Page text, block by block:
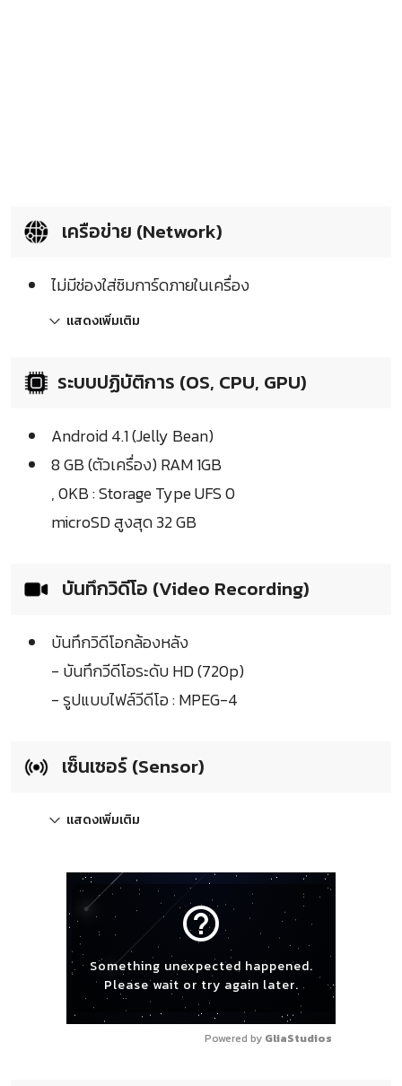
เครือข่าย (Network)
ไม่มีช่องใส่ซิมการ์ดภายในเครื่อง
แสดงเพิ่มเติม
ระบบปฏิบัติการ (OS, CPU, GPU)
Android 4.1 (Jelly Bean)
8 GB (ตัวเครื่อง) RAM 1GB
, 0KB : Storage Type UFS 0
microSD สูงสุด 32 GB
บันทึกวิดีโอ (Video Recording)
บันทึกวิดีโอกล้องหลัง
- บันทึกวีดีโอระดับ HD (720p)
- รูปแบบไฟล์วีดีโอ : MPEG-4
เซ็นเซอร์ (Sensor)
แสดงเพิ่มเติม
help_outline
Something unexpected happened.
Please wait or try again later.
Powered by GliaStudios